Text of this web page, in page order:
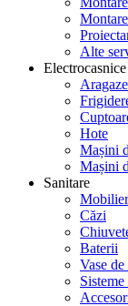
Alte
Electrocasnice
Aragaze
Hote
Mașini
Mașini
Sanitare
Căzi
Baterii
Vase de